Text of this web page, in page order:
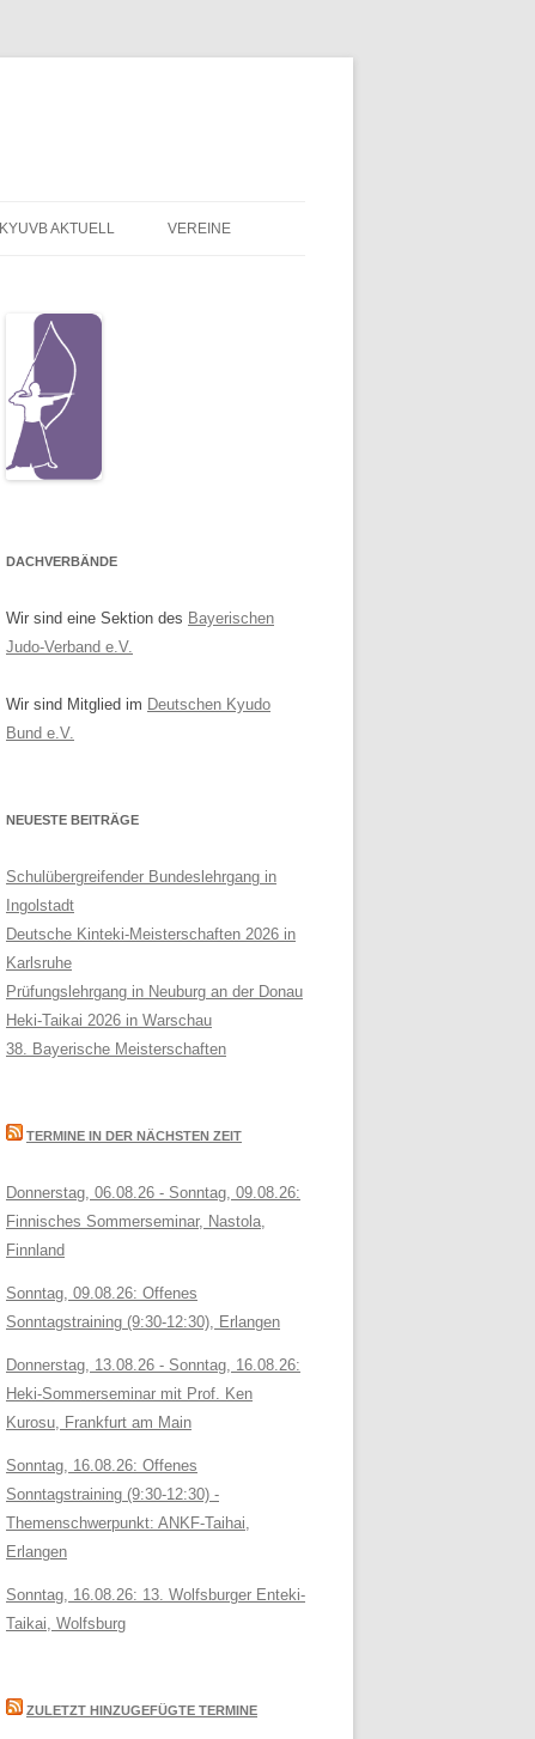
KYUVB AKTUELL VEREINE
DACHVERBÄNDE
Wir sind eine Sektion des Bayerischen
Judo-Verband e.V.
Wir sind Mitglied im Deutschen Kyudo
Bund e.V.
NEUESTE BEITRÄGE
Schulübergreifender Bundeslehrgang in
Ingolstadt
Deutsche Kinteki-Meisterschaften 2026 in
Karlsruhe
Prüfungslehrgang in Neuburg an der Donau
Heki-Taikai 2026 in Warschau
38. Bayerische Meisterschaften
TERMINE IN DER NÄCHSTEN ZEIT
Donnerstag, 06.08.26 - Sonntag, 09.08.26:
Finnisches Sommerseminar, Nastola,
Finnland
Sonntag, 09.08.26: Offenes
Sonntagstraining (9:30-12:30), Erlangen
Donnerstag, 13.08.26 - Sonntag, 16.08.26:
Heki-Sommerseminar mit Prof. Ken
Kurosu, Frankfurt am Main
Sonntag, 16.08.26: Offenes
Sonntagstraining (9:30-12:30) -
Themenschwerpunkt: ANKF-Taihai,
Erlangen
Sonntag, 16.08.26: 13. Wolfsburger Enteki-
Taikai, Wolfsburg
ZULETZT HINZUGEFÜGTE TERMINE